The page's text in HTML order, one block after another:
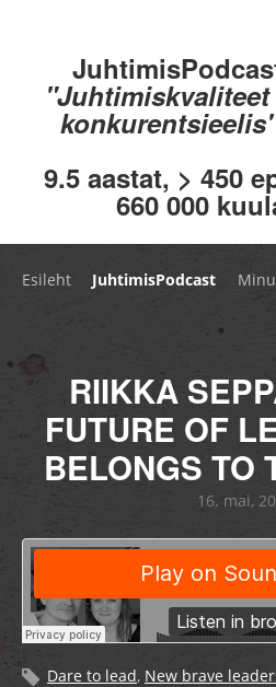
9.5 aastat, > 450
660 000
Esileht JuhtimisPodcast
RIIKKA
FUTURE OF
BELONGS TO
16. mai,
Dare to lead, New brave